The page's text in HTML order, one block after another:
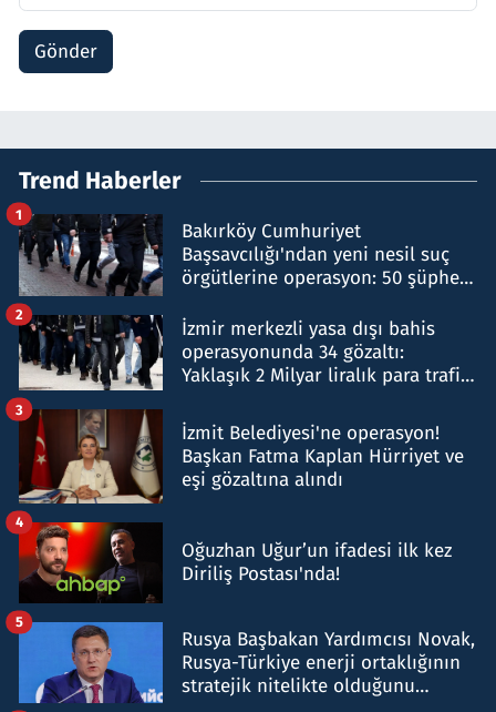
Gönder
Trend Haberler
Bakırköy Cumhuriyet
Başsavcılığı'ndan yeni nesil suç
örgütlerine operasyon: 50 şüpheli
1
İzmir merkezli yasa dışı bahis
operasyonunda 34 gözaltı:
Yaklaşık 2 Milyar liralık para trafiği
2
İzmit Belediyesi'ne operasyon!
Başkan Fatma Kaplan Hürriyet ve
eşi gözaltına alındı
3
Oğuzhan Uğur’un ifadesi ilk kez
Diriliş Postası'nda!
4
Rusya Başbakan Yardımcısı Novak,
Rusya-Türkiye enerji ortaklığının
stratejik nitelikte olduğunu
5